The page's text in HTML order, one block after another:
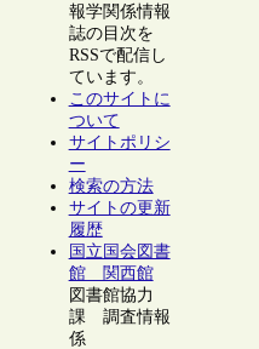
報学関係情報
誌の目次を
RSSで配信し
ています。
このサイトに
ついて
サイトポリシ
ー
検索の方法
サイトの更新
履歴
国立国会図書
館 関西館
図書館協力
課 調査情報
係